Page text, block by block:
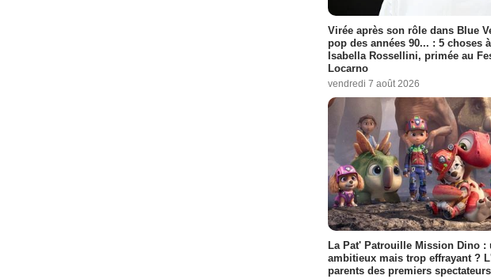
Virée après son rôle dans Blue
pop des années 90... : 5 choses
Isabella Rossellini, primée au
Locarno
vendredi 7 août 2026
La Pat' Patrouille Mission Dino :
ambitieux mais trop effrayant ?
parents des premiers